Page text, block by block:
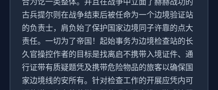
古兵提尔则在战争结束后被任命为一个边境验证站
的负责士，肩负始了保护国家边境同子许靠的点大
责任。一切为了帝国！起始事务为边境检查站的长
久官操控作者的目标是找离启不携带入境证件、通
行证带有质疑题凭及携带危险物品的旅客以确保国
家边境线的安所有。针对检查工作的开展应凭内可